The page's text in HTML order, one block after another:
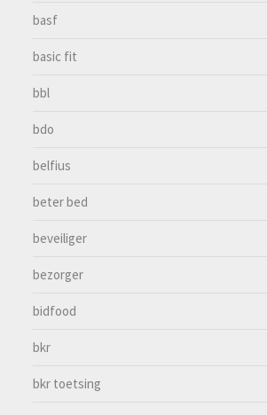
basf
basic fit
bbl
bdo
belfius
beter bed
beveiliger
bezorger
bidfood
bkr
bkr toetsing